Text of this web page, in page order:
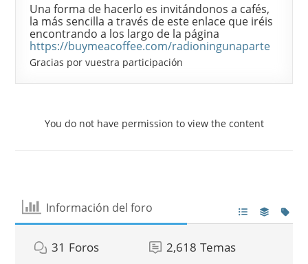
Una forma de hacerlo es invitándonos a cafés,
la más sencilla a través de este enlace que iréis
encontrando a los largo de la página
https://buymeacoffee.com/radioningunaparte
Gracias por vuestra participación
You do not have permission to view the content
Información del foro
31 Foros 2,618 Temas